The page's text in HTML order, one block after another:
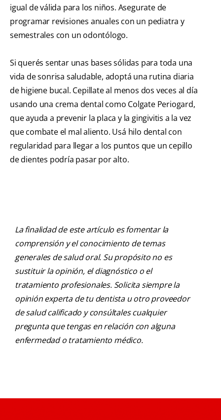
igual de válida para los niños. Asegurate de
programar revisiones anuales con un pediatra y
semestrales con un odontólogo.
Si querés sentar unas bases sólidas para toda una
vida de sonrisa saludable, adoptá una rutina diaria
de higiene bucal. Cepillate al menos dos veces al día
usando una crema dental como Colgate Periogard,
que ayuda a prevenir la placa y la gingivitis a la vez
que combate el mal aliento. Usá hilo dental con
regularidad para llegar a los puntos que un cepillo
de dientes podría pasar por alto.
La finalidad de este artículo es fomentar la
comprensión y el conocimiento de temas
generales de salud oral. Su propósito no es
sustituir la opinión, el diagnóstico o el
tratamiento profesionales. Solicita siempre la
opinión experta de tu dentista u otro proveedor
de salud calificado y consúltales cualquier
pregunta que tengas en relación con alguna
enfermedad o tratamiento médico.